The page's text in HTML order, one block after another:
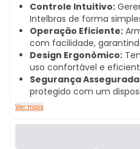
Controle Intuitivo:
Intelbras de forma
Operação Eficiente:
com facilidade,
Design Ergonômico:
uso confortável e
Segurança
protegido com um
Ver mais